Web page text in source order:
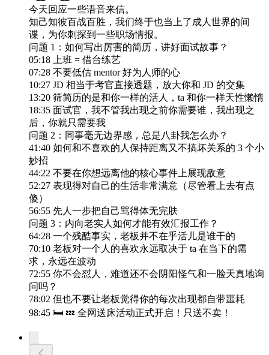
今天回应一些语音来信。
知己知彼百战百胜，我们终于也当上了成人世界的间
谍，为你刺探到一些职场情报。
问题 1：如何写出厉害的简历，讲好面试故事？
05:18 上班 = 借台练艺
07:28 不要低估 mentor 好为人师的心
10:27 JD 相当于考官直接透题，放大你和 JD 的交集
13:20 筛简历的是和你一样的活人，ta 和你一样天性懒惰
18:35 面试官，我不管我出现之前你需要谁，我出现之
后，你就只需要我
问题 2：同事毫无边界感，总是八卦我怎么办？
41:40 如何和不喜欢的人保持距离又不搞坏关系的 3 个小
妙招
44:22 不要在你想远离他的核心事件上展现敌意
52:27 表现得对自己的生活非常满意（尽管看上去有点
傻）
56:55 先人一步把自己骂得体无完肤
问题 3：内向老实人如何才能有效汇报工作？
64:28 一个残酷事实，老板并不在乎活儿是谁干的
70:10 老板对一个人的喜欢永远取决于 ta 在当下的需
求，永远在波动
72:55 你不会怼人，难道还不会阴阳怪气和一脸天真地询
问吗？
78:02 但也不要让老板觉得你的每次出现都自带噩耗
98:45 🛏️ 💤 全网送床活动正式开启！只送不卖！